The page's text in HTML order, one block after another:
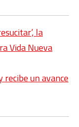
la
Vida Nueva
un avance